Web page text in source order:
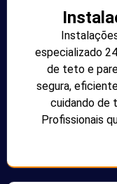
especializado
de teto e
segura,
cuidando de
Profissionais